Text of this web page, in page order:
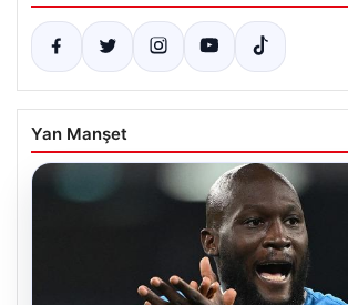
Yan Manşet